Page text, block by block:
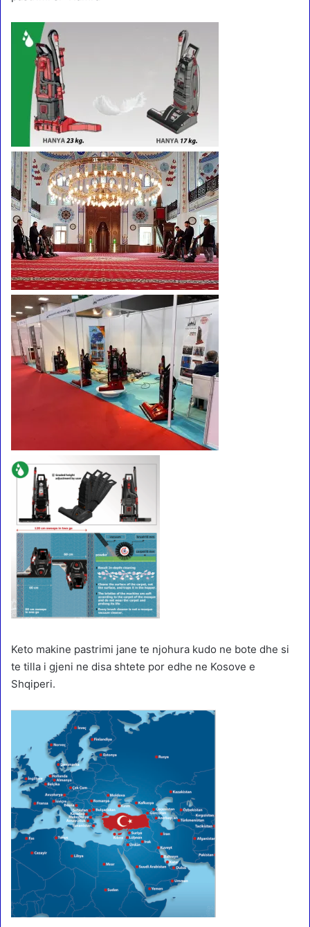
Keto makine pastrimi jane te njohura kudo ne bote dhe si
te tilla i gjeni ne disa shtete por edhe ne Kosove e
Shqiperi.